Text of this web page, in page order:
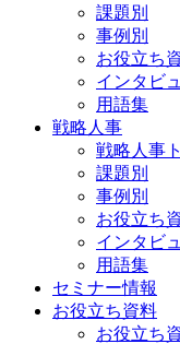
課題別
事例別
お役立ち
インタビ
用語集
戦略人事
戦略人事
課題別
事例別
お役立ち
インタビ
用語集
セミナー情報
お役立ち資料
お役立ち